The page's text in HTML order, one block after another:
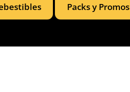
Packs y Promos